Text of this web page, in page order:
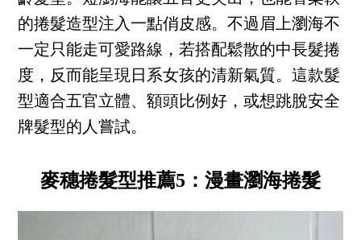
的捲髮造型注入一點俏皮感。不過眉上瀏海不
一定只能走可愛路線，若搭配鬆散的中長髮捲
度，反而能呈現日系女孩的清新氣質。這款髮
型適合五官立體、額頭比例好，或想跳脫安全
牌髮型的人嘗試。
麥穗捲髮型推薦5：漫畫瀏海捲髮